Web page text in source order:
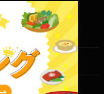
約
取引法に基づく表記